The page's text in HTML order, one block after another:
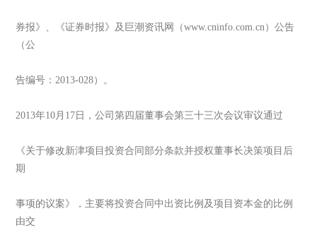
券报》、《证券时报》及巨潮资讯网（www.cninfo.com.cn）公告
（公
告编号：2013-028）。
2013年10月17日，公司第四届董事会第三十三次会议审议通过
《关于修改新津项目投资合同部分条款并授权董事长决策项目后
期
事项的议案》，主要将投资合同中出资比例及项目资本金的比例
由交